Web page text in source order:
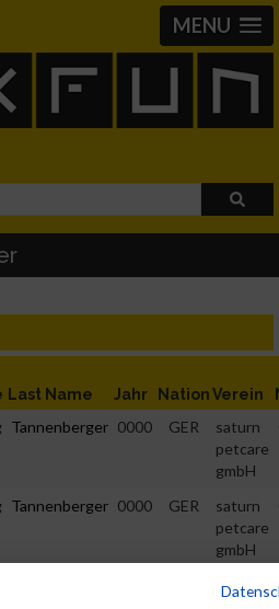
MENU
Last Name Jahr NationVerein
Tannenberger 0000 GER
saturn
petcare
gmbH
Tannenberger 0000 GER
saturn
petcare
gmbH